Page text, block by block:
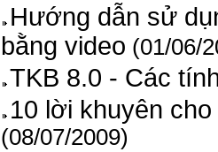
Hướng dẫn sử
bằng video (01/06/
TKB 8.0 - Các
10 lời khuyên
(08/07/2009)